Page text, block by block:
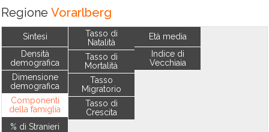
Regione Vorarlberg
Sintesi
Densità
demografica
Dimensione
demografica
Componenti
della famiglia
% di Stranieri
Tasso di
Natalità
Tasso di
Mortalità
Tasso
Migratorio
Tasso di
Crescita
Età media
Indice di
Vecchiaia